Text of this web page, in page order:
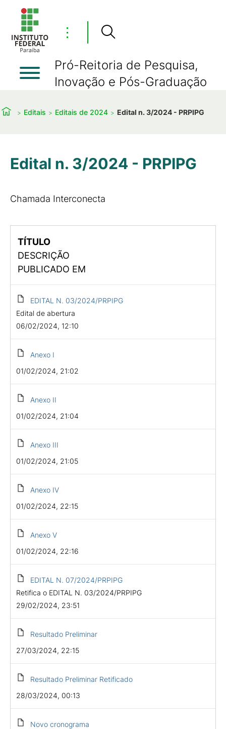
⋮
Pró-Reitoria de Pesquisa,
Inovação e Pós-Graduação
Editais Editais de 2024 Edital n. 3/2024 - PRPIPG
Edital n. 3/2024 - PRPIPG
Chamada Interconecta
TÍTULO
DESCRIÇÃO
PUBLICADO EM
EDITAL N. 03/2024/PRPIPG
Edital de abertura
06/02/2024, 12:10
Anexo I
01/02/2024, 21:02
Anexo II
01/02/2024, 21:04
Anexo III
01/02/2024, 21:05
Anexo IV
01/02/2024, 22:15
Anexo V
01/02/2024, 22:16
EDITAL N. 07/2024/PRPIPG
Retifica o EDITAL N. 03/2024/PRPIPG
29/02/2024, 23:51
Resultado Preliminar
27/03/2024, 22:15
Resultado Preliminar Retificado
28/03/2024, 00:13
Novo cronograma